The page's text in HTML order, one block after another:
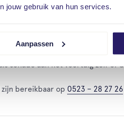
jouw gebruik van hun services.
Aanpassen
dekking voor schade door
Wij
schade aan het voertuig zelf of
bereikbaar op 0523 – 28 27 26